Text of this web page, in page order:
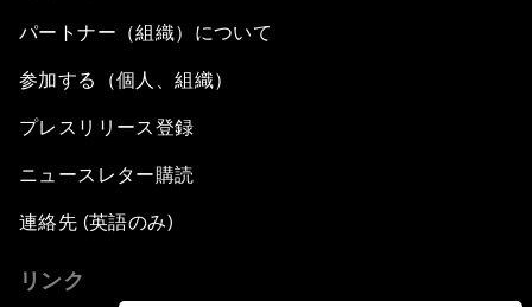
パートナー（組織）について
参加する（個人、組織）
プレスリリース登録
ニュースレター購読
連絡先 (英語のみ)
リンク